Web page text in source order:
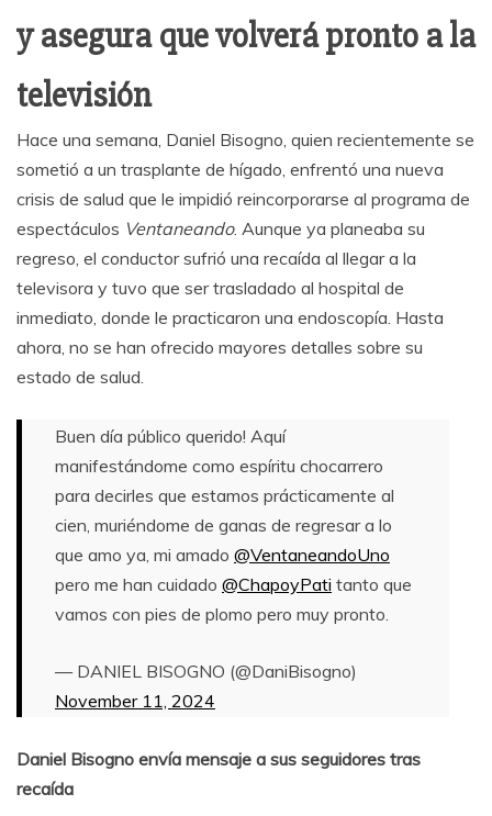
y asegura que volverá pronto a la
televisión
Hace una semana, Daniel Bisogno, quien recientemente se
sometió a un trasplante de hígado, enfrentó una nueva
crisis de salud que le impidió reincorporarse al programa de
espectáculos Ventaneando. Aunque ya planeaba su
regreso, el conductor sufrió una recaída al llegar a la
televisora y tuvo que ser trasladado al hospital de
inmediato, donde le practicaron una endoscopía. Hasta
ahora, no se han ofrecido mayores detalles sobre su
estado de salud.
Buen día público querido! Aquí
manifestándome como espíritu chocarrero
para decirles que estamos prácticamente al
cien, muriéndome de ganas de regresar a lo
que amo ya, mi amado @VentaneandoUno
pero me han cuidado @ChapoyPati tanto que
vamos con pies de plomo pero muy pronto.
— DANIEL BISOGNO (@DaniBisogno)
November 11, 2024
Daniel Bisogno envía mensaje a sus seguidores tras
recaída